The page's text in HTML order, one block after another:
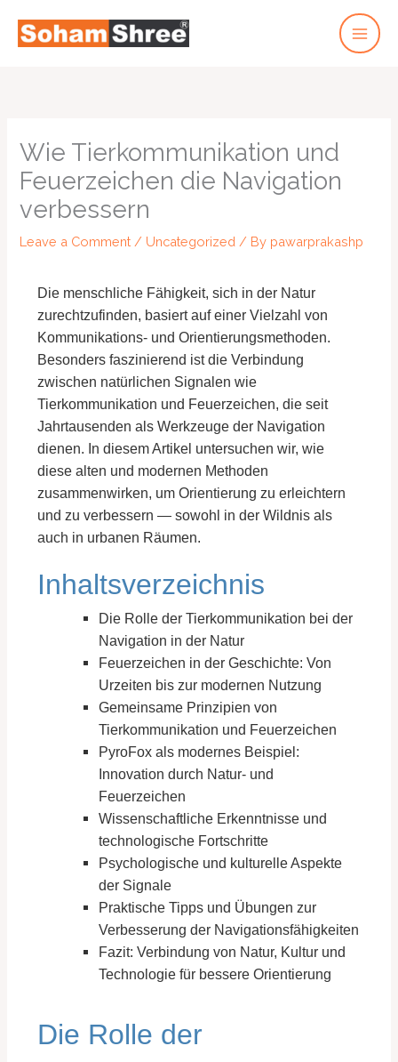
Wie Tierkommunikation und
Feuerzeichen die Navigation
verbessern
Leave a Comment / Uncategorized / By pawarprakashp
Die menschliche Fähigkeit, sich in der Natur
zurechtzufinden, basiert auf einer Vielzahl von
Kommunikations- und Orientierungsmethoden.
Besonders faszinierend ist die Verbindung
zwischen natürlichen Signalen wie
Tierkommunikation und Feuerzeichen, die seit
Jahrtausenden als Werkzeuge der Navigation
dienen. In diesem Artikel untersuchen wir, wie
diese alten und modernen Methoden
zusammenwirken, um Orientierung zu erleichtern
und zu verbessern — sowohl in der Wildnis als
auch in urbanen Räumen.
Inhaltsverzeichnis
Die Rolle der Tierkommunikation bei der
Navigation in der Natur
Feuerzeichen in der Geschichte: Von
Urzeiten bis zur modernen Nutzung
Gemeinsame Prinzipien von
Tierkommunikation und Feuerzeichen
PyroFox als modernes Beispiel:
Innovation durch Natur- und
Feuerzeichen
Wissenschaftliche Erkenntnisse und
technologische Fortschritte
Psychologische und kulturelle Aspekte
der Signale
Praktische Tipps und Übungen zur
Verbesserung der Navigationsfähigkeiten
Fazit: Verbindung von Natur, Kultur und
Technologie für bessere Orientierung
Die Rolle der